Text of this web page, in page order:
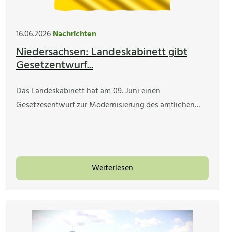
16.06.2026Nachrichten
Niedersachsen: Landeskabinett gibt
Gesetzentwurf...
Das Landeskabinett hat am 09. Juni einen
Gesetzesentwurf zur Modernisierung des amtlichen…
Weiterlesen